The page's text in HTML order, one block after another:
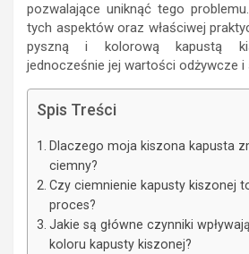
pozwalające uniknąć tego
tych aspektów oraz właściwej
pyszną i kolorową kapustą
jednocześnie jej wartości odżywcze i
Spis Treści
Dlaczego moja kiszona kapusta
ciemny?
Czy ciemnienie kapusty kiszonej
proces?
Jakie są główne czynniki
koloru kapusty kiszonej?